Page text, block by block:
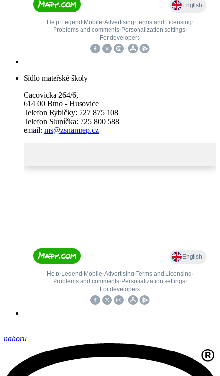
Sídlo mateřské školy
Cacovická 264/6,
614 00 Brno - Husovice
Telefon Rybičky: 727 875 108
Telefon Sluníčka: 725 800 588
email: ms@zsnamrep.cz
nahoru